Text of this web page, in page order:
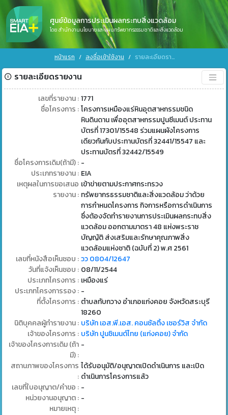
ศูนย์ข้อมูลการประเมินผลกระทบสิ่งแวดล้อม
โดย สำนักงานนโยบายและแผนทรัพยากรธรรมชาติและสิ่งแวดล้อม
หน้าแรก ลงชื่อเข้าใช้งาน รายละเอียดรายงาน
รายละเอียดรายงาน
เลขที่รายงาน : 1771
ชื่อโครงการ : โครงการเหมืองแร่หินอุตสาหกรรมชนิด
หินดินดาน เพื่ออุตสาหกรรมปูนซีเมนต์ ประทาน
บัตรที่ 17301/15548 ร่วมแผนผังโครงการ
เดียวกันกับประทานบัตรที่ 32441/15547 และ
ประทานบัตรที่ 32442/15549
ชื่อโครงการเดิม(ถ้ามี) : -
ประเภทรายงาน : EIA
เหตุผลในการขอเสนอ
รายงาน :
เข้าข่ายตามประกาศกระทรวง
ทรัพยากรธรรมชาติและสิ่งแวดล้อม ว่าด้วย
การกำหนดโครงการ กิจการหรือการดำเนินการ
ซึ่งต้องจัดทำรายงานการประเมินผลกระทบสิ่ง
แวดล้อม ออกตามมาตรา 48 แห่งพระราช
บัญญัติ ส่งเสริมและรักษาคุณภาพสิ่ง
แวดล้อมแห่งชาติ (ฉบับที่ 2) พ.ศ 2561
เลขที่หนังสือเห็นชอบ : วว 0804/12647
วันที่แจ้งเห็นชอบ : 08/11/2544
ประเภทโครงการ : เหมืองแร่
ประเภทโครงการรอง : -
ที่ตั้งโครงการ : ตำบลทับกวาง อำเภอแก่งคอย จังหวัดสระบุรี
18260
นิติบุคคลผู้ทำรายงาน : บริษัท เอส.พี.เอส. คอนซัลติ้ง เซอร์วิส จำกัด
เจ้าของโครงการ : บริษัท ปูนซิเมนต์ไทย (แก่งคอย) จำกัด
เจ้าของโครงการเดิม (ถ้า
มี) :
-
สถานภาพของโครงการ
:
ได้รับอนุมัติ/อนุญาตเปิดดำเนินการ และเปิด
ดำเนินการโครงการแล้ว
เลขที่ใบอนุญาต/คำขอ : -
หน่วยงานอนุญาต : -
หมายเหตุ :